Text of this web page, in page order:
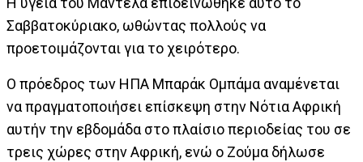
Σαββατοκύριακο, ωθώντας πολλούς να
προετοιμάζονται για το χειρότερο.
Ο πρόεδρος των ΗΠΑ Μπαράκ Ομπάμα αναμένεται
να πραγματοποιήσει επίσκεψη στην Νότια Αφρική
αυτήν την εβδομάδα στο πλαίσιο περιοδείας του σε
τρεις χώρες στην Αφρική, ενώ ο Ζούμα δήλωσε